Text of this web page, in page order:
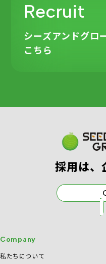
Recruit
シーズアンドグロ
こちら
採⽤は、
Company
私たちについて